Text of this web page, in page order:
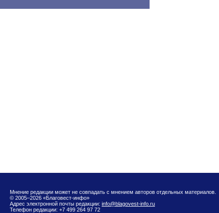
Мнение редакции может не совпадать с мнением авторов отдельных материалов.
© 2005–2026 «Благовест-инфо»
Адрес электронной почты редакции: info@blagovest-info.ru
Телефон редакции: +7 499 264 97 72